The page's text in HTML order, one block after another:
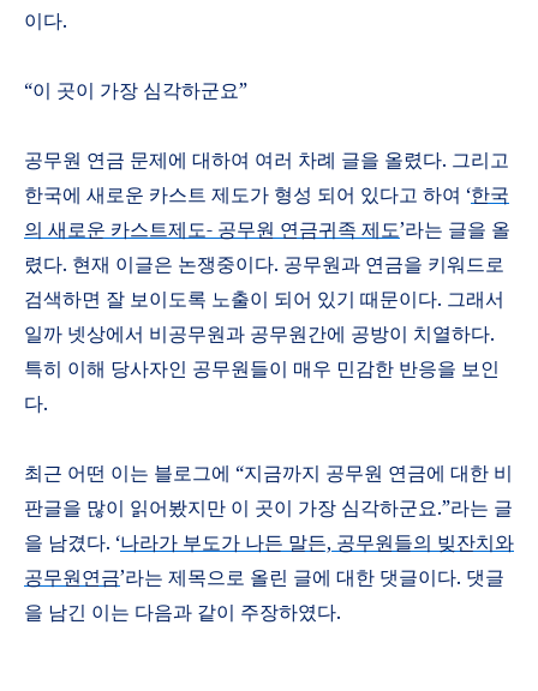
이다.
“이 곳이 가장 심각하군요”
공무원 연금 문제에 대하여 여러 차례 글을 올렸다. 그리고
한국에 새로운 카스트 제도가 형성 되어 있다고 하여 ‘한국
의 새로운 카스트제도- 공무원 연금귀족 제도’라는 글을 올
렸다. 현재 이글은 논쟁중이다. 공무원과 연금을 키워드로
검색하면 잘 보이도록 노출이 되어 있기 때문이다. 그래서
일까 넷상에서 비공무원과 공무원간에 공방이 치열하다.
특히 이해 당사자인 공무원들이 매우 민감한 반응을 보인
다.
최근 어떤 이는 블로그에 “지금까지 공무원 연금에 대한 비
판글을 많이 읽어봤지만 이 곳이 가장 심각하군요.”라는 글
을 남겼다. ‘나라가 부도가 나든 말든, 공무원들의 빚잔치와
공무원연금’라는 제목으로 올린 글에 대한 댓글이다. 댓글
을 남긴 이는 다음과 같이 주장하였다.